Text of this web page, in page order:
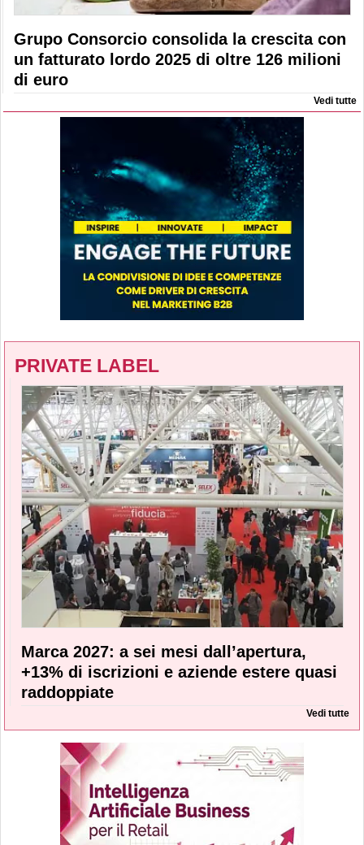
Grupo Consorcio consolida la crescita con
un fatturato lordo 2025 di oltre 126 milioni
di euro
Vedi tutte
PRIVATE LABEL
Marca 2027: a sei mesi dall’apertura,
+13% di iscrizioni e aziende estere quasi
raddoppiate
Vedi tutte